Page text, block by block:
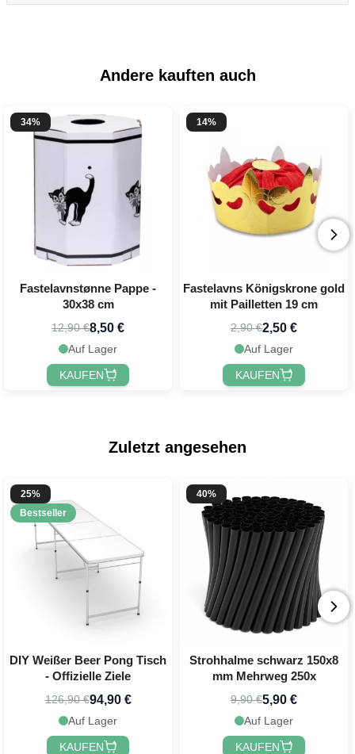
Andere kauften auch
34%
Fastelavnstønne Pappe -
30x38 cm
12,90 €8,50 €
Auf Lager
KAUFEN
14%
Fastelavns Königskrone gold
mit Pailletten 19 cm
2,90 €2,50 €
Auf Lager
KAUFEN
Zuletzt angesehen
25%
Bestseller
DIY Weißer Beer Pong Tisch
- Offizielle Ziele
126,90 €94,90 €
Auf Lager
KAUFEN
40%
Strohhalme schwarz 150x8
mm Mehrweg 250x
9,90 €5,90 €
Auf Lager
KAUFEN